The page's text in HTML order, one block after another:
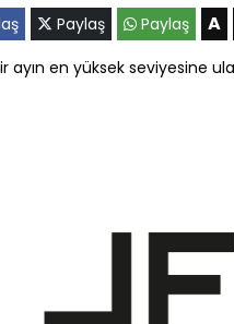
Paylaş Paylaş A
ayın en yüksek seviyesine